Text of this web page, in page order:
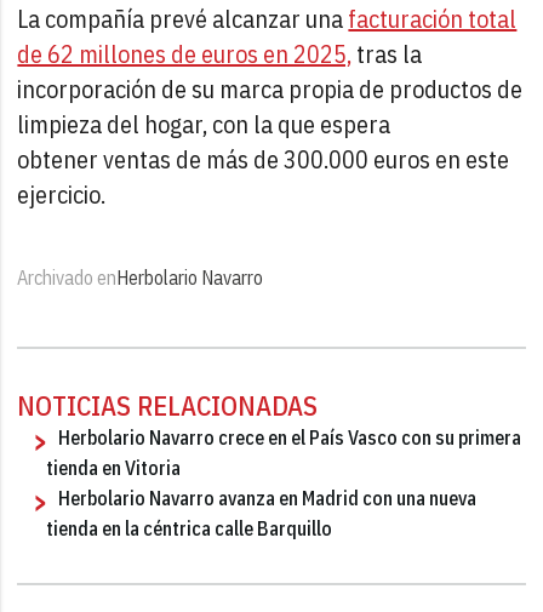
La compañía prevé alcanzar unafacturación total
de 62 millones de euros en 2025,tras la
incorporación de su marca propia de productos de
limpieza del hogar, con la que espera
obtener ventas de más de 300.000 euros en este
ejercicio.
Archivado enHerbolario Navarro
NOTICIAS RELACIONADAS
Herbolario Navarro crece en el País Vasco con su primera
tienda en Vitoria
Herbolario Navarro avanza en Madrid con una nueva
tienda en la céntrica calle Barquillo